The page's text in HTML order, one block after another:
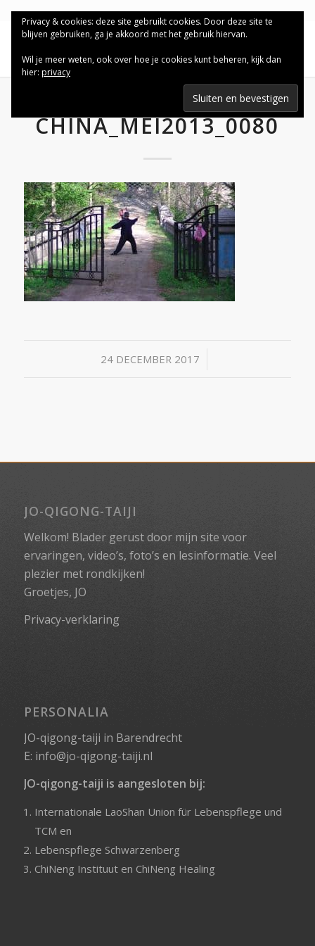
CHINA_MEI2013_0080
24 DECEMBER 2017
/
JO-QIGONG-TAIJI
Welkom! Blader gerust door mijn site voor
ervaringen, video’s, foto’s en lesinformatie. Veel
plezier met rondkijken!
Groetjes, JO
Privacy-verklaring
PERSONALIA
JO-qigong-taiji in Barendrecht
E: info@jo-qigong-taiji.nl
JO-qigong-taiji is aangesloten bij:
Internationale LaoShan Union für Lebenspflege und
TCM en
Lebenspflege Schwarzenberg
ChiNeng Instituuten ChiNeng Healing
Privacy & cookies: deze site gebruikt cookies. Door deze site te
blijven gebruiken, ga je akkoord met het gebruik hiervan.
Wil je meer weten, ook over hoe je cookies kunt beheren, kijk dan
hier: privacy